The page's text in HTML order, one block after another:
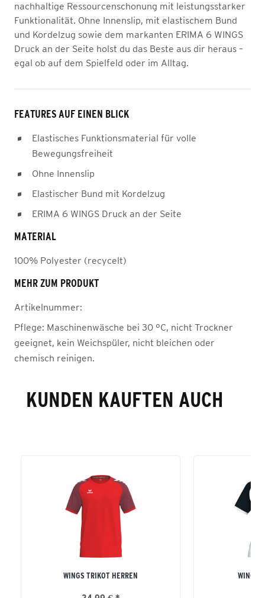
nachhaltige Ressourcenschonung mit leistungsstarker
Funktionalität. Ohne Innenslip, mit elastischem Bund
und Kordelzug sowie dem markanten ERIMA 6 WINGS
Druck an der Seite holst du das Beste aus dir heraus –
egal ob auf dem Spielfeld oder im Alltag.
FEATURES AUF EINEN BLICK
Elastisches Funktionsmaterial für volle
Bewegungsfreiheit
Ohne Innenslip
Elastischer Bund mit Kordelzug
ERIMA 6 WINGS Druck an der Seite
MATERIAL
100% Polyester (recycelt)
MEHR ZUM PRODUKT
Artikelnummer:
Pflege: Maschinenwäsche bei 30 °C, nicht Trockner
geeignet, kein Weichspüler, nicht bleichen oder
chemisch reinigen.
KUNDEN KAUFTEN AUCH
WINGS TRIKOT HERREN WINGS